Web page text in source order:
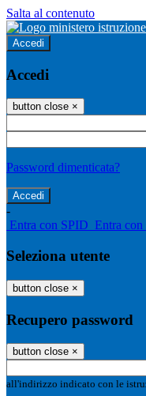
Salta al contenuto
Accedi
Accedi
button close ×
Password dimenticata?
-
Entra con SPID Entra con
Seleziona utente
button close ×
Recupero password
button close ×
all'indirizzo indicato con le